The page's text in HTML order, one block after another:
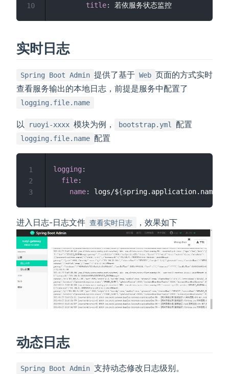
title:
10
实时日志
Spring Boot Admin 提供了基于 Web 页面的方式实时
查看服务输出的本地日志，前提是服务中配置了
logging.file.name
以 ruoyi-xxxx 模块为例， bootstrap.yml 配置
logging.file.name 配置
logging :
file:
name: logs/${spring.application.name
1
2
3
进入日志-日志文件 查看实时日志 ，效果如下
动态日志
Spring Boot Admin 支持动态修改日志级别。